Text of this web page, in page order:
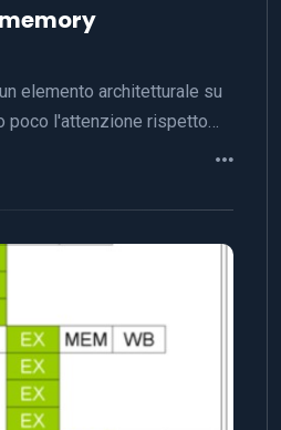
elemento architetturale su
l'attenzione rispetto…